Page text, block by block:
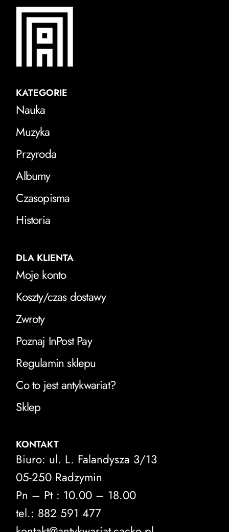
KATEGORIE
Nauka
Muzyka
Przyroda
Albumy
Czasopisma
Historia
DLA KLIENTA
Moje konto
Koszty/czas dostawy
Zwroty
Poznaj InPost Pay
Regulamin sklepu
Co to jest antykwariat?
Sklep
KONTAKT
Biuro: ul. L. Falandysza 3/13
05-250 Radzymin
Pn – Pt : 10.00 – 18.00
tel.: 882 591 477